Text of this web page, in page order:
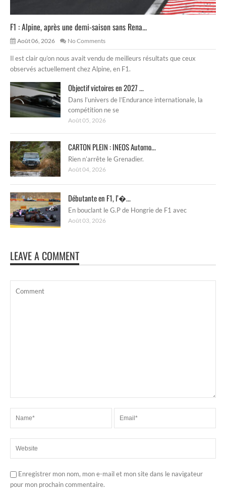
F1 : Alpine, après une demi-saison sans Rena...
Août 06, 2026 No Comments
Il est clair qu’on nous avait vendu de meilleurs résultats que ceux
observés actuellement chez Alpine, en F1.
Objectif victoires en 2027 ...
Dans l’univers de l’Endurance internationale, la
compétition ne se
Août 05, 2026
CARTON PLEIN : INEOS Automo...
Rien n’arrête le Grenadier.
Août 04, 2026
Débutante en F1, l’�...
En bouclant le G.P de Hongrie de F1 avec
Août 03, 2026
LEAVE A COMMENT
Enregistrer mon nom, mon e-mail et mon site dans le navigateur
pour mon prochain commentaire.